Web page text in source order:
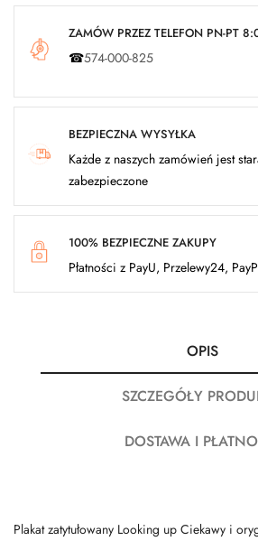
ZAMÓW PRZEZ TELEFON PN-PT
☎574-000-825
BEZPIECZNA WYSYŁKA
Każde z naszych zamówień jest
zabezpieczone
100% BEZPIECZNE ZAKUPY
Płatności z PayU, Przelewy24,
OPIS
SZCZEGÓŁY
DOSTAWA I
Plakat zatytułowany Looking up Ciekawy i